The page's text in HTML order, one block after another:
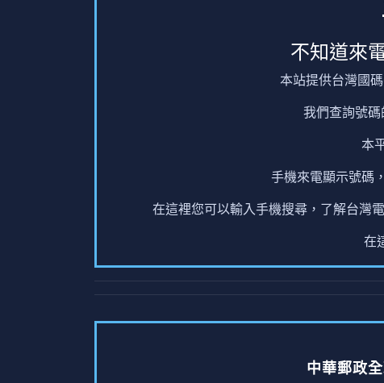
不知道來
本站提供台灣國
我們查詢號碼
本
手機來電顯示號碼
在這裡您可以輸入手機搜尋，了解台灣
在
中華郵政